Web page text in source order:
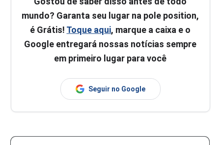
mundo? Garanta seu lugar na pole position,
é Grátis! Toque aqui, marque a caixa e o
Google entregará nossas notícias sempre
em primeiro lugar para você
Seguir no Google